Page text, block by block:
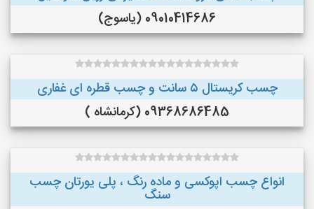
09010414686 (یاسوج)
چسب کریستال ۵ سانت و چسب قطره ای غفاری
09368686485 (کرمانشاه )
انواع چسب اپوکسی و ماده رنگ ، پلی یورتان چسب
سنگ